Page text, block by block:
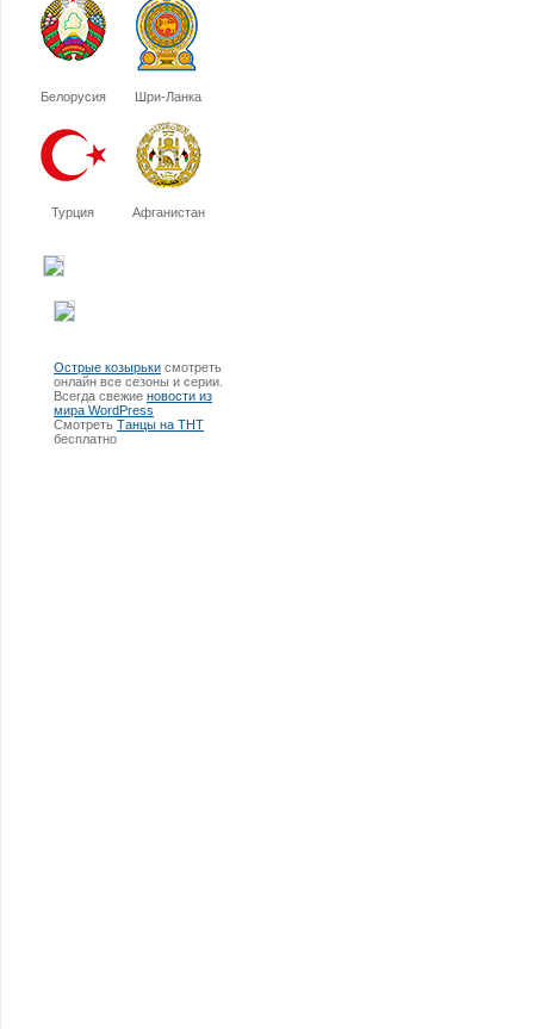
Белорусия Шри-Ланка
Турция Афганистан
Острые козырьки смотреть
онлайн все сезоны и серии.
Всегда свежие новости из
мира WordPress
Смотреть Танцы на ТНТ
бесплатно